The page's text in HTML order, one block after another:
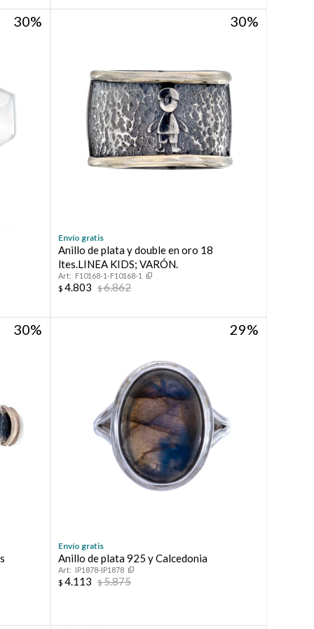
30 30
Envío gratis
Anillo de plata y double en oro 18
ltes.LINEA KIDS; VARÓN.
F10168-1-F10168-1
$ 4.803 $6.862
30 29
Envío gratis
Anillo de plata 925 y Calcedonia
IP1878-IP1878
$ 4.113 $5.875